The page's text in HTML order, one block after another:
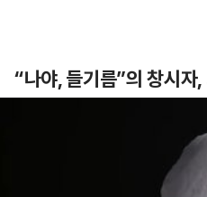
“나야, 들기름”의 창시자